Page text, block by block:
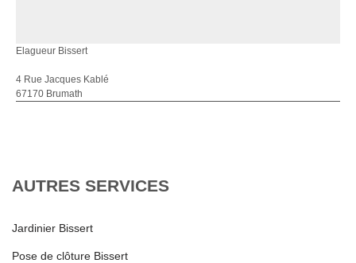
Elagueur Bissert
4 Rue Jacques Kablé
67170 Brumath
AUTRES SERVICES
Jardinier Bissert
Pose de clôture Bissert